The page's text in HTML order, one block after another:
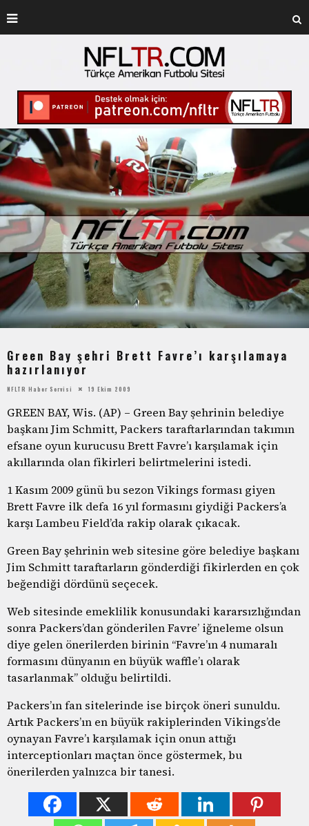
Green Bay şehri Brett Favre’ı karşılamaya
hazırlanıyor
NFLTR Haber Servisi 19 Ekim 2009
GREEN BAY, Wis. (AP) – Green Bay şehrinin belediye
başkanı Jim Schmitt, Packers taraftarlarından takımın
efsane oyun kurucusu Brett Favre’ı karşılamak için
akıllarında olan fikirleri belirtmelerini istedi.
1 Kasım 2009 günü bu sezon Vikings forması giyen
Brett Favre ilk defa 16 yıl formasını giydiği Packers’a
karşı Lambeu Field’da rakip olarak çıkacak.
Green Bay şehrinin web sitesine göre belediye başkanı
Jim Schmitt taraftarların gönderdiği fikirlerden en çok
beğendiği dördünü seçecek.
Web sitesinde emeklilik konusundaki kararsızlığından
sonra Packers’dan gönderilen Favre’ iğneleme olsun
diye gelen önerilerden birinin “Favre’ın 4 numaralı
formasını dünyanın en büyük waffle’ı olarak
tasarlanmak” olduğu belirtildi.
Packers’ın fan sitelerinde ise birçok öneri sunuldu.
Artık Packers’ın en büyük rakiplerinden Vikings’de
oynayan Favre’ı karşılamak için onun attığı
interceptionları maçtan önce göstermek, bu
önerilerden yalnızca bir tanesi.